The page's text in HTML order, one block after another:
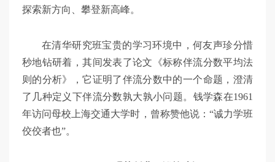
探索新方向、攀登新高峰。
在清华研究班宝贵的学习环境中，何友声珍分惜
秒地钻研着，其间发表了论文《标称伴流分数平均法
则的分析》，它证明了伴流分数中的一个命题，澄清
了几种定义下伴流分数孰大孰小问题。钱学森在1961
年访问母校上海交通大学时，曾称赞他说：“诚力学班
佼佼者也”。